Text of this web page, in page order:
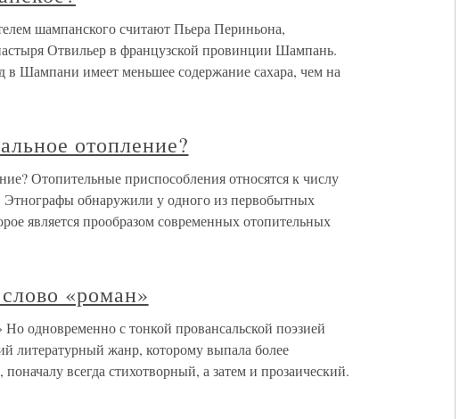
шампанского считают Пьера Периньона,
Отвильер в французской провинции Шампань.
в Шампани имеет меньшее содержание сахара, чем на
отопление?
Отопительные приспособления относятся к числу
Этнографы обнаружили у одного из первобытных
является прообразом современных отопительных
«роман»
одновременно с тонкой провансальской поэзией
литературный жанр, которому выпала более
всегда стихотворный, а затем и прозаический.